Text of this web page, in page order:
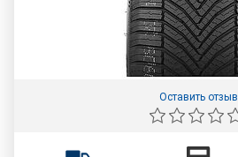
Оставить отзыв